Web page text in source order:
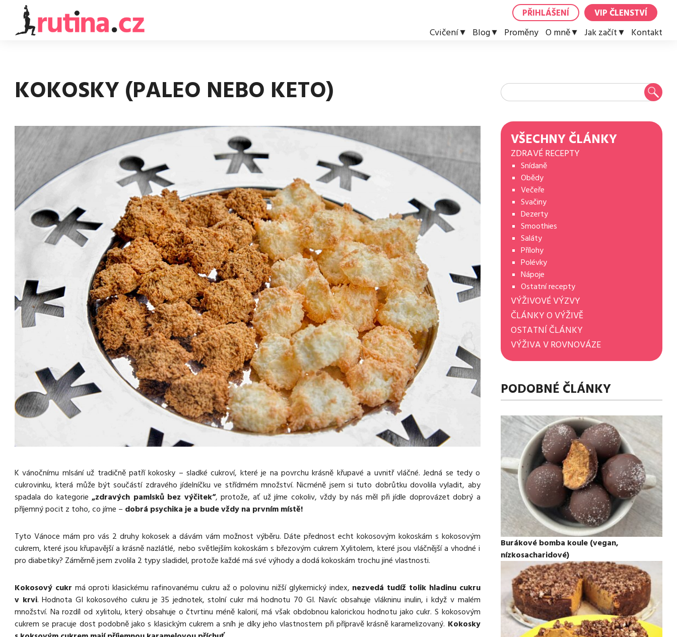
PŘIHLÁŠENÍ VIP ČLENSTVÍ
Cvičení Blog Proměny O mně Jak začít Kontakt
KOKOSKY (PALEO NEBO KETO)
K vánočnímu mlsání už tradičně patří kokosky – sladké cukroví, které je na povrchu krásně křupavé a uvnitř vláčné. Jedná se tedy o
cukrovinku, která může být součástí zdravého jídelníčku ve střídmém množství. Nicméně jsem si tuto dobrůtku dovolila vyladit, aby
spadala do kategorie„zdravých pamlsků bez výčitek“, protože, ať už jíme cokoliv, vždy by nás měl při jídle doprovázet dobrý a
příjemný pocit z toho, co jíme – dobrá psychika je a bude vždy na prvním místě!
Tyto Vánoce mám pro vás 2 druhy kokosek a dávám vám možnost výběru. Dáte přednost echt kokosovým kokoskám s kokosovým
cukrem, které jsou křupavější a krásně nazlátlé, nebo světlejším kokoskám s březovým cukrem Xylitolem, které jsou vláčnější a vhodné i
pro diabetiky? Záměrně jsem zvolila 2 typy sladidel, protože každé má své výhody a dodá kokoskám trochu jiné vlastnosti.
Kokosový cukr má oproti klasickému rafinovanému cukru až o polovinu nižší glykemický index, nezvedá tudíž tolik hladinu cukru
v krvi. Hodnota GI kokosového cukru je 35 jednotek, stolní cukr má hodnotu 70 GI. Navíc obsahuje vlákninu inulin, i když v malém
množství. Na rozdíl od xylitolu, který obsahuje o čtvrtinu méně kalorií, má však obdobnou kalorickou hodnotu jako cukr. S kokosovým
cukrem se pracuje dost podobně jako s klasickým cukrem a sníh je díky jeho vlastnostem při přípravě krásně karamelizovaný. Kokosky
VŠECHNY ČLÁNKY
ZDRAVÉ RECEPTY
Snídaně
Obědy
Večeře
Svačiny
Dezerty
Smoothies
Saláty
Přílohy
Polévky
Nápoje
Ostatní recepty
VÝŽIVOVÉ VÝZVY
ČLÁNKY O VÝŽIVĚ
OSTATNÍ ČLÁNKY
VÝŽIVA V ROVNOVÁZE
PODOBNÉ ČLÁNKY
Burákové bomba koule (vegan,
nízkosacharidové)